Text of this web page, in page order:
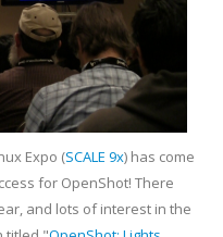
Expo (SCALE 9x) has come
for OpenShot! There
and lots of interest in the